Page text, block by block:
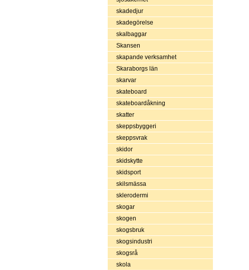
skadedjur
skadegörelse
skalbaggar
Skansen
skapande verksamhet
Skaraborgs län
skarvar
skateboard
skateboardåkning
skatter
skeppsbyggeri
skeppsvrak
skidor
skidskytte
skidsport
skilsmässa
sklerodermi
skogar
skogen
skogsbruk
skogsindustri
skogsrå
skola